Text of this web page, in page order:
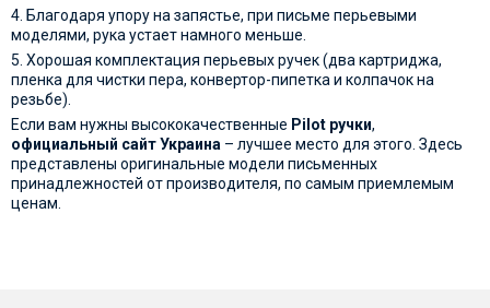
4. Благодаря упору на запястье, при письме перьевыми
моделями, рука устает намного меньше.
5. Хорошая комплектация перьевых ручек (два картриджа,
пленка для чистки пера, конвертор-пипетка и колпачок на
резьбе).
Если вам нужны высококачественные Pilot ручки,
официальный сайт Украина – лучшее место для этого. Здесь
представлены оригинальные модели письменных
принадлежностей от производителя, по самым приемлемым
ценам.